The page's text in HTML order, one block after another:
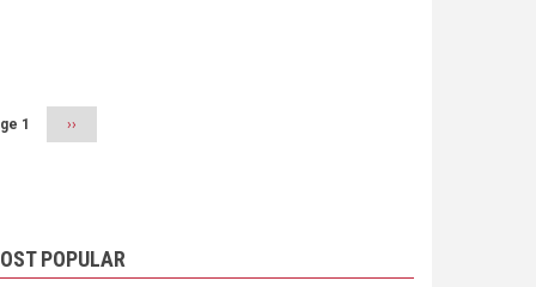
1
Next
page
››
POPULAR